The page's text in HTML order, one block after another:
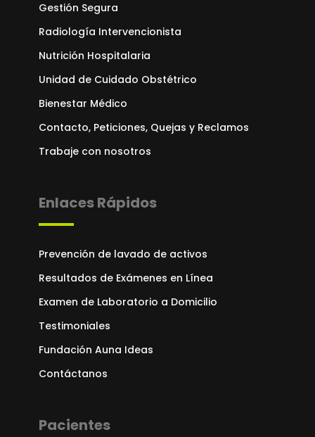
Gestión Segura
Radiología Intervencionista
Nutrición Hospitalaria
Unidad de Cuidado Obstétrico
Bienestar Médico
Contacto, Peticiones, Quejas y Reclamos
Trabaje con nosotros
Enlaces Rápidos
Prevención de lavado de activos
Resultados de Exámenes en Línea
Examen de Laboratorio a Domicilio
Testimoniales
Fundación Auna Ideas
Contáctanos
Pacientes